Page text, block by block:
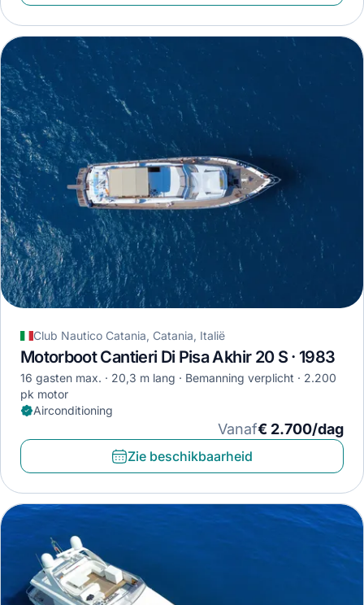
Club Nautico Catania, Catania, Italië
Motorboot Cantieri Di Pisa Akhir 20 S · 1983
16 gasten max. 20,3 m lang Bemanning verplicht
2.200
pk motor
Airconditioning
Vanaf€ 2.700/dag
Zie beschikbaarheid